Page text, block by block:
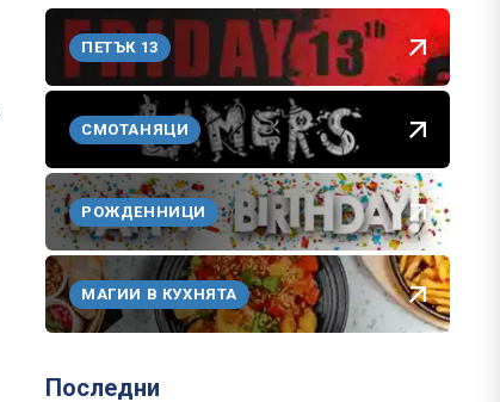
ПЕТЪК 13
СМОТАНЯЦИ
РОЖДЕННИЦИ
МАГИИ В КУХНЯТА
Последни